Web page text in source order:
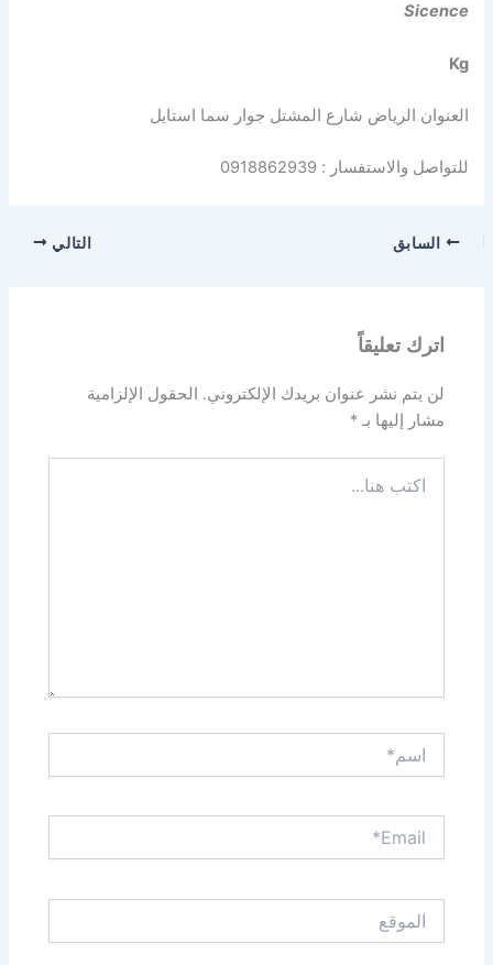
Sicence
Kg
العنوان الرياض شارع المشتل جوار سما استايل
للتواصل والاستفسار : 0918862939
السابق التالي
اترك تعليقاً
لن يتم نشر عنوان بريدك الإلكتروني. الحقول الإلزامية
مشار إليها بـ*
هنا...